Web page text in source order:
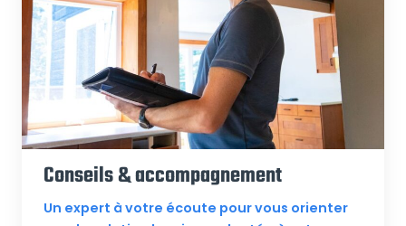
Conseils & accompagnement
Un expert à votre écoute pour vous orienter